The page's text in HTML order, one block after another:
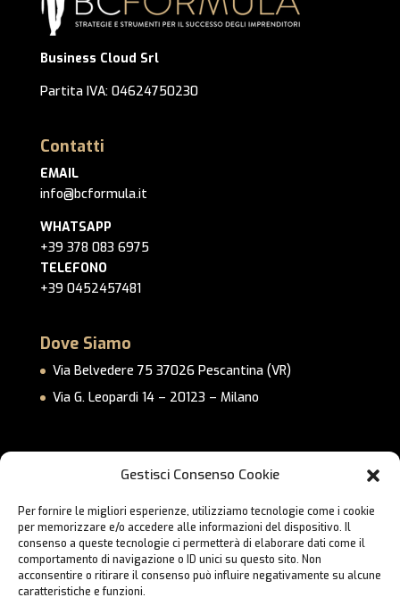
Gestisci Consenso Cookie
Per fornire le migliori esperienze, utilizziamo tecnologie come i cookie
per memorizzare e/o accedere alle informazioni del dispositivo. Il
consenso a queste tecnologie ci permetterà di elaborare dati come il
comportamento di navigazione o ID unici su questo sito. Non
acconsentire o ritirare il consenso può influire negativamente su alcune
caratteristiche e funzioni.
Business Cloud Srl
Partita IVA: 04624750230
Contatti
EMAIL
info@bcformula.it
WHATSAPP
+39 378 083 6975
TELEFONO
+39 0452457481
Dove Siamo
Via Belvedere 75 37026 Pescantina (VR)
Via G. Leopardi 14 – 20123 – Milano
Cookie Policy
Lavora con Noi
Contatti